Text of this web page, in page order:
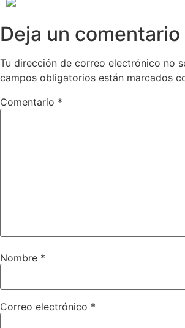
Deja un comentario
Tu dirección de correo electrónico no
campos obligatorios están marcados
Comentario *
Nombre *
Correo electrónico *